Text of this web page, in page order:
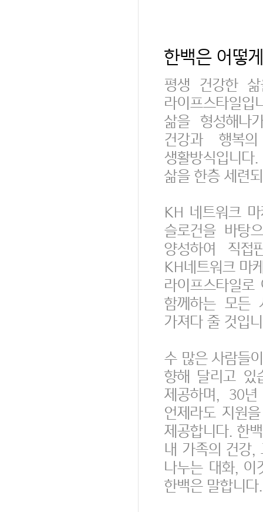
한백은 어떻
평생 건강한
라이프스타일
삶을 형성해나
건강과 행복
생활방식입니
삶을 한층 세련
KH 네트워크
슬로건을 바탕
양성하여 직접
KH네트워크 마
라이프스타일
함께하는 모든
가져다 줄 것입
수 많은 사람들
향해 달리고 있
제공하며, 30
언제라도 지원
제공합니다. 한
내 가족의 건강,
나누는 대화, 이
한백은 말합니다.